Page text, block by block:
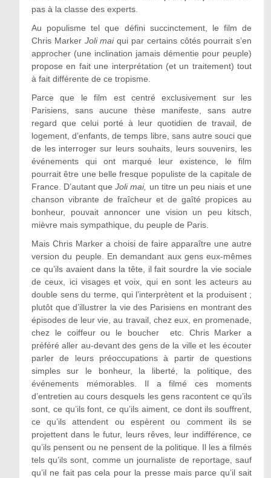
pas à la classe des experts.
Au populisme tel que défini succinctement, le film de
Chris Marker Joli maiqui par certains côtés pourrait s’en
approcher (une inclination jamais démentie pour peuple)
propose en fait une interprétation (et un traitement) tout
à fait différente de ce tropisme.
Parce que le film est centré exclusivement sur les
Parisiens, sans aucune thèse manifeste, sans autre
regard que celui porté à leur quotidien de travail, de
logement, d’enfants, de temps libre, sans autre souci que
de les interroger sur leurs souhaits, leurs souvenirs, les
événements qui ont marqué leur existence, le film
pourrait être une belle fresque populiste de la capitale de
France. D’autant queJoli mai, un titre un peu niais et une
chanson vibrante de fraîcheur et de gaîté propices au
bonheur, pouvait annoncer une vision un peu kitsch,
mièvre mais sympathique, du peuple de Paris.
Mais Chris Marker a choisi de faire apparaître une autre
version du peuple. En demandant aux gens eux-mêmes
ce qu’ils avaient dans la tête, il fait sourdre la vie sociale
de ceux, ici visages et voix, qui en sont les acteurs au
double sens du terme, qui l’interprètent et la produisent ;
plutôt que d’illustrer la vie des Parisiens en montrant des
épisodes de leur vie, au travail, chez eux, en promenade,
chez le coiffeur ou le boucher etc. Chris Marker a
préféré aller au-devant des gens de la ville et les écouter
parler de leurs préoccupations à partir de questions
simples sur le bonheur, la liberté, la politique, des
événements mémorables. Il a filmé ces moments
d’entretien au cours desquels les gens racontent ce qu’ils
sont, ce qu’ils font, ce qu’ils aiment, ce dont ils souffrent,
ce qu’ils attendent ou espèrent ou comment ils se
projettent dans le futur, leurs rêves, leur indifférence, ce
qu’ils pensent ou ne pensent de la politique. Il les a filmés
tels qu’ils sont, comme un journaliste de reportage, sauf
qu’il ne fait pas cela pour la presse mais parce qu’il sait